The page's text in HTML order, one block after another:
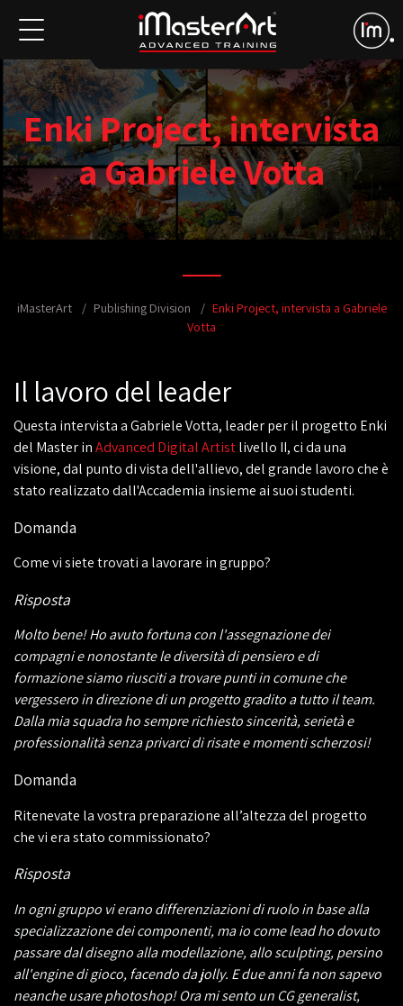
Enki Project, intervista
a Gabriele Votta
iMasterArt Publishing Division
Enki Project, intervista a Gabriele
Votta
Il lavoro del leader
Questa intervista a Gabriele Votta, leader per il progetto Enki
del Master inAdvanced Digital Artistlivello II, ci da una
visione, dal punto di vista dell'allievo, del grande lavoro che è
stato realizzato dall'Accademia insieme ai suoi studenti.
Domanda
Come vi siete trovati a lavorare in gruppo?
Risposta
Molto bene! Ho avuto fortuna con l'assegnazione dei
compagni e nonostante le diversità di pensiero e di
formazione siamo riusciti a trovare punti in comune che
vergessero in direzione di un progetto gradito a tutto il team.
Dalla mia squadra ho sempre richiesto sincerità, serietà e
professionalità senza privarci di risate e momenti scherzosi!
Domanda
Ritenevate la vostra preparazione all’altezza del progetto
che vi era stato commissionato?
Risposta
In ogni gruppo vi erano differenziazioni di ruolo in base alla
specializzazione dei componenti, ma io come lead ho dovuto
passare dal disegno alla modellazione, allo sculpting, persino
all'engine di gioco, facendo da jolly. E due anni fa non sapevo
neanche usare photoshop! Ora mi sento un CG generalist,